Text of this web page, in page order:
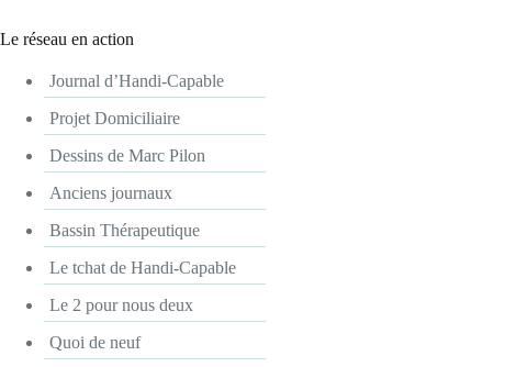
Le réseau en action
Journal d’Handi-Capable
Projet Domiciliaire
Dessins de Marc Pilon
Anciens journaux
Bassin Thérapeutique
Le tchat de Handi-Capable
Le 2 pour nous deux
Quoi de neuf